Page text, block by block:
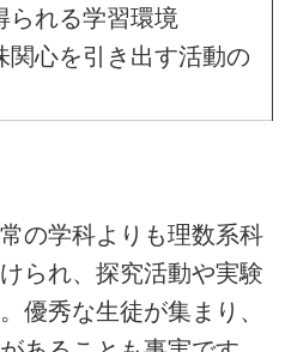
られる学習環境
関心を引き出す活動の
の学科よりも理数系科
られ、探究活動や実験
優秀な生徒が集まり、